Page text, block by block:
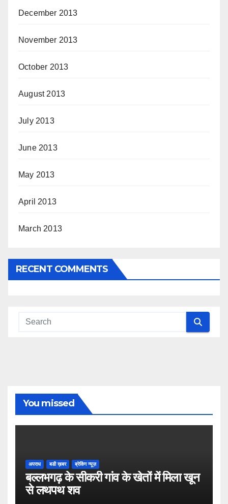
December 2013
November 2013
October 2013
August 2013
July 2013
June 2013
May 2013
April 2013
March 2013
RECENT COMMENTS
You missed
अपराध बडी ख़बर ब्रेकिंग न्यूज़
बल्लभगढ़ के सीकरी गांव के खेतों में मिला खून
से लथपथ शव